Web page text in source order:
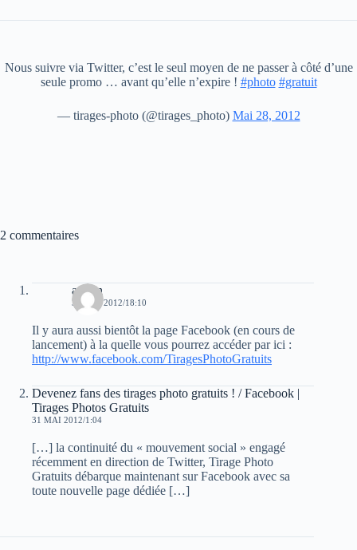
Nous suivre via Twitter, c’est le seul moyen de ne passer à côté d’une
seule promo … avant qu’elle n’expire ! #photo #gratuit
— tirages-photo (@tirages_photo) Mai 28, 2012
2 commentaires
admin
30 MAI 2012/18:10
Il y aura aussi bientôt la page Facebook (en cours de
lancement) à la quelle vous pourrez accéder par ici :
http://www.facebook.com/TiragesPhotoGratuits
Devenez fans des tirages photo gratuits ! / Facebook |
Tirages Photos Gratuits
31 MAI 2012/1:04
[…] la continuité du « mouvement social » engagé
récemment en direction de Twitter, Tirage Photo
Gratuits débarque maintenant sur Facebook avec sa
toute nouvelle page dédiée […]